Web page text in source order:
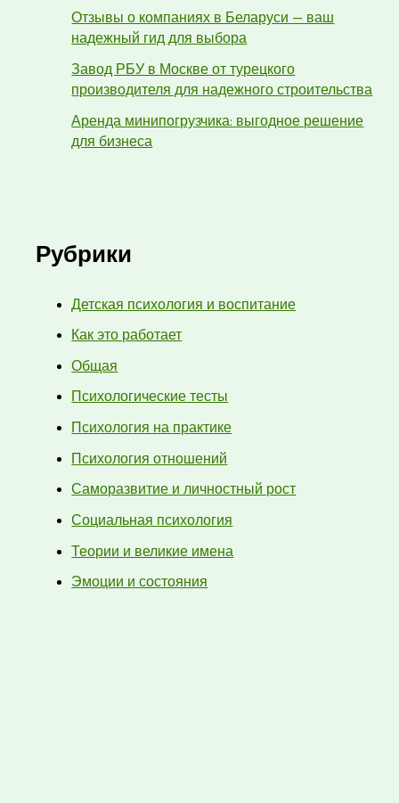
Отзывы о компаниях в Беларуси — ваш
надежный гид для выбора
Завод РБУ в Москве от турецкого
производителя для надежного строительства
Аренда минипогрузчика: выгодное решение
для бизнеса
Рубрики
Детская психология и воспитание
Как это работает
Общая
Психологические тесты
Психология на практике
Психология отношений
Саморазвитие и личностный рост
Социальная психология
Теории и великие имена
Эмоции и состояния